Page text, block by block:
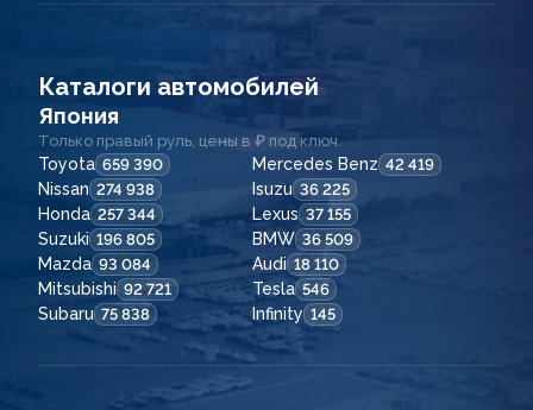
Каталоги автомобилей
Япония
Только правый руль, цены в ₽ под ключ.
Toyota 659 390 Mercedes Benz 42 419
Nissan 274 938 Isuzu 36 225
Honda 257 344 Lexus 37 155
Suzuki 196 805 BMW 36 509
Mazda 93 084 Audi 18 110
Mitsubishi 92 721 Tesla 546
Subaru 75 838 Infinity 145